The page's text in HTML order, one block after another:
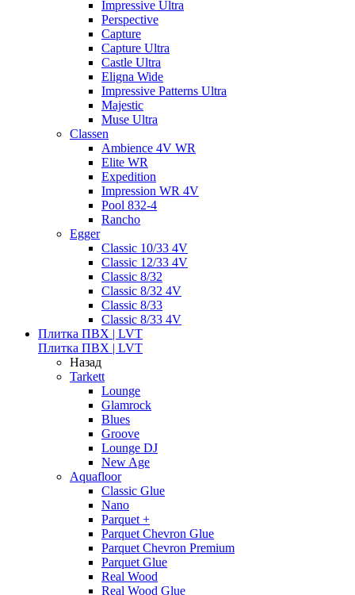
Impressive Ultra
Perspective
Capture
Capture Ultra
Castle Ultra
Eligna Wide
Impressive Patterns Ultra
Majestic
Muse Ultra
Classen
Ambience 4V WR
Elite WR
Expedition
Impression WR 4V
Pool 832-4
Rancho
Egger
Classic 10/33 4V
Classic 12/33 4V
Classic 8/32
Classic 8/32 4V
Classic 8/33
Classic 8/33 4V
Плитка ПВХ | LVT
Плитка ПВХ | LVT
Назад
Tarkett
Lounge
Glamrock
Blues
Groove
Lounge DJ
New Age
Aquafloor
Classic Glue
Nano
Parquet +
Parquet Chevron Glue
Parquet Chevron Premium
Parquet Glue
Real Wood
Real Wood Glue